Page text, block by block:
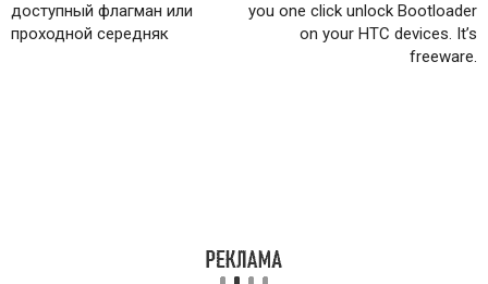
доступный флагман или
проходной середняк
you one click unlock Bootloader
on your HTC devices. It’s
freeware.